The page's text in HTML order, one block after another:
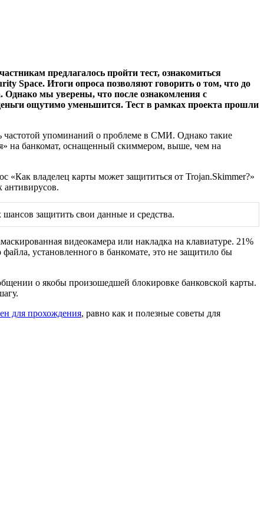
предлагалось пройти тест, ознакомиться
Space. Итоги опроса позволяют говорить о том, что до
Однако мы уверены, что после ознакомления с
ощутимо уменьшится. Тест в рамках проекта прошли
частотой упоминаний о проблеме в СМИ. Однако такие
на банкомат, оснащенный скиммером, выше, чем на
«Как владелец карты может защититься от Trojan.Skimmer?»
антивирусов.
защитить свои данные и средства.
видеокамера или накладка на клавиатуре. 21%
установленного в банкомате, это не защитило бы
о якобы произошедшей блокировке банковской карты.
для прохождения, равно как и полезные советы для